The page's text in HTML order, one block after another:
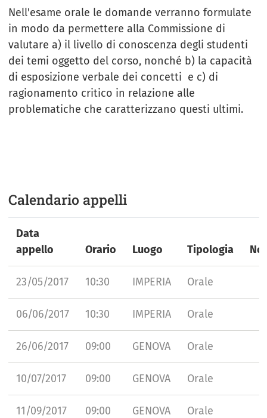
Nell'esame orale le domande verranno formulate
in modo da permettere alla Commissione di
valutare a) il livello di conoscenza degli studenti
dei temi oggetto del corso, nonché b) la capacità
di esposizione verbale dei concetti e c) di
ragionamento critico in relazione alle
problematiche che caratterizzano questi ultimi.
Calendario appelli
Data
appello
Orario Luogo Tipologia
23/05/2017 10:30 IMPERIA Orale
06/06/2017 10:30 IMPERIA Orale
26/06/2017 09:00 GENOVA Orale
10/07/2017 09:00 GENOVA Orale
11/09/2017 09:00 GENOVA Orale